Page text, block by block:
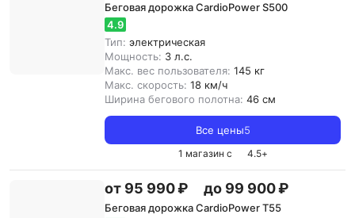
Беговая дорожка CardioPower S500
4.9
Тип: электрическая
Мощность: 3 л.с.
Макс. вес пользователя: 145 кг
Макс. скорость: 18 км/ч
Ширина бегового полотна: 46 см
Все цены5
1 магазин с 4.5+
от 95 990 ₽ до 99 900 ₽
Беговая дорожка CardioPower T55